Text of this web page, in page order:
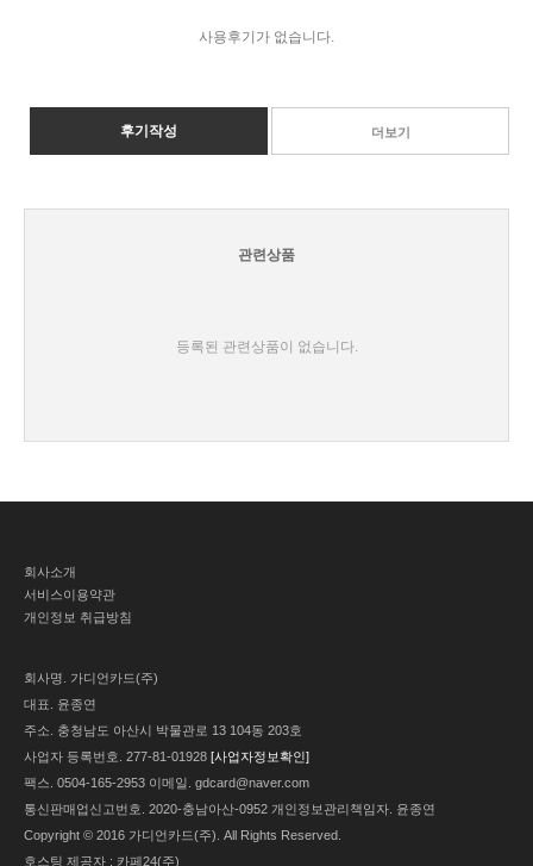
사용후기가 없습니다.
후기작성 더보기
관련상품
등록된 관련상품이 없습니다.
회사소개
서비스이용약관
개인정보 취급방침
회사명.
가디언카드(주)
대표.
윤종연
주소.
충청남도 아산시 박물관로 13 104동 203호
사업자 등록번호. 277-81-01928 [사업자정보확인]
팩스. 0504-165-2953 이메일. gdcard@naver.com
통신판매업신고번호. 2020-충남아산-0952 개인정보관리책임자. 윤종연
Copyright © 2016 가디언카드(주). All Rights Reserved.
호스팅 제공자 : 카페24(주)